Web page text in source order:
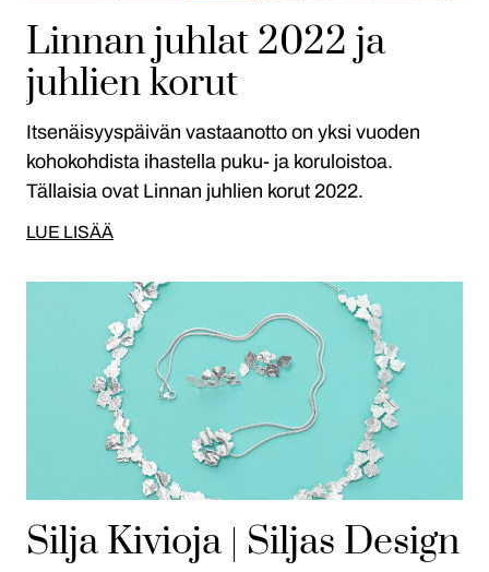
Linnan juhlat 2022 ja
juhlien korut
Itsenäisyyspäivän vastaanotto on yksi vuoden
kohokohdista ihastella puku- ja koruloistoa.
Tällaisia ovat Linnan juhlien korut 2022.
LUE LISÄÄ
Silja Kivioja | Siljas Design